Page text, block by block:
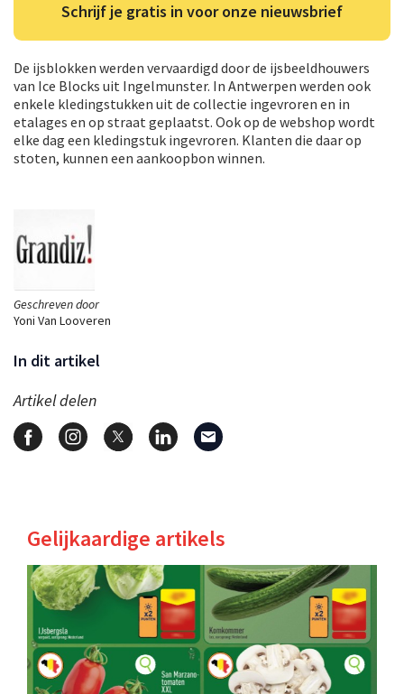
Geschreven door
Yoni Van Looveren
In dit artikel
Artikel delen
Schrijf je gratis in voor onze nieuwsbrief
De ijsblokken werden vervaardigd door de ijsbeeldhouwers
van Ice Blocks uit Ingelmunster. In Antwerpen werden ook
enkele kledingstukken uit de collectie ingevroren en in
etalages en op straat geplaatst. Ook op de webshop wordt
elke dag een kledingstuk ingevroren. Klanten die daar op
stoten, kunnen een aankoopbon winnen.
Gelijkaardige artikels